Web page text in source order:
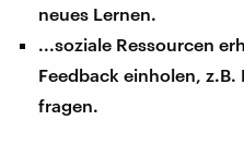
neues Lernen.
...soziale Ressourcen
Feedback einholen,
fragen.